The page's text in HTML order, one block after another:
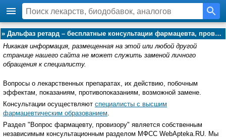
» Дальфаз ретард – бесплатные консультации фармацевта, провизора:
Никакая информация, размещенная на этой или любой другой
странице нашего сайта не может служить заменой личного
обращения к специалисту.
Вопросы о лекарственных препаратах, их действию, побочным
эффектам, показаниям, противопоказаниям, возможной замене.
Консультации осуществляют специалисты с высшим
фармацевтическим образованием.
Раздел "Вопрос фармацевту, провизору" является собственным
независимым консультационным разделом МФСС WebApteka.RU. Мы